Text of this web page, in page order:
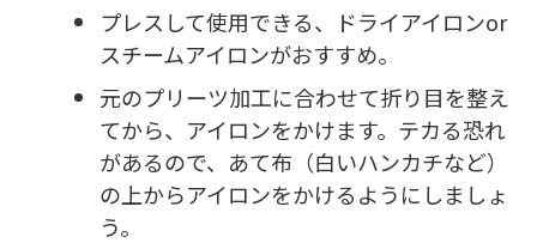
プレスして使用できる、ドライアイロンor
スチームアイロンがおすすめ。
元のプリーツ加工に合わせて折り目を整え
てから、アイロンをかけます。テカる恐れ
があるので、あて布（白いハンカチなど）
の上からアイロンをかけるようにしましょ
う。